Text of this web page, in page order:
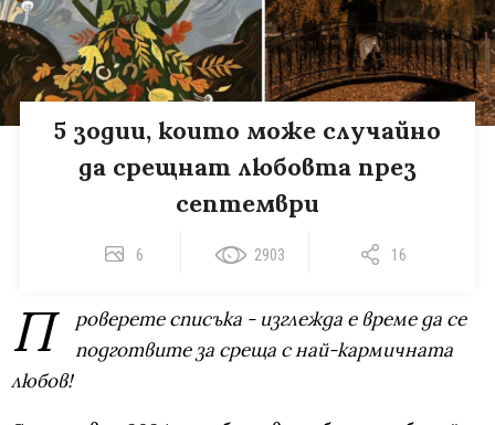
5 зодии, които може случайно
да срещнат любовта през
септември
6 2903 16
П
роверете списъка - изглежда е време да се
подготвите за среща с най-кармичната
любов!